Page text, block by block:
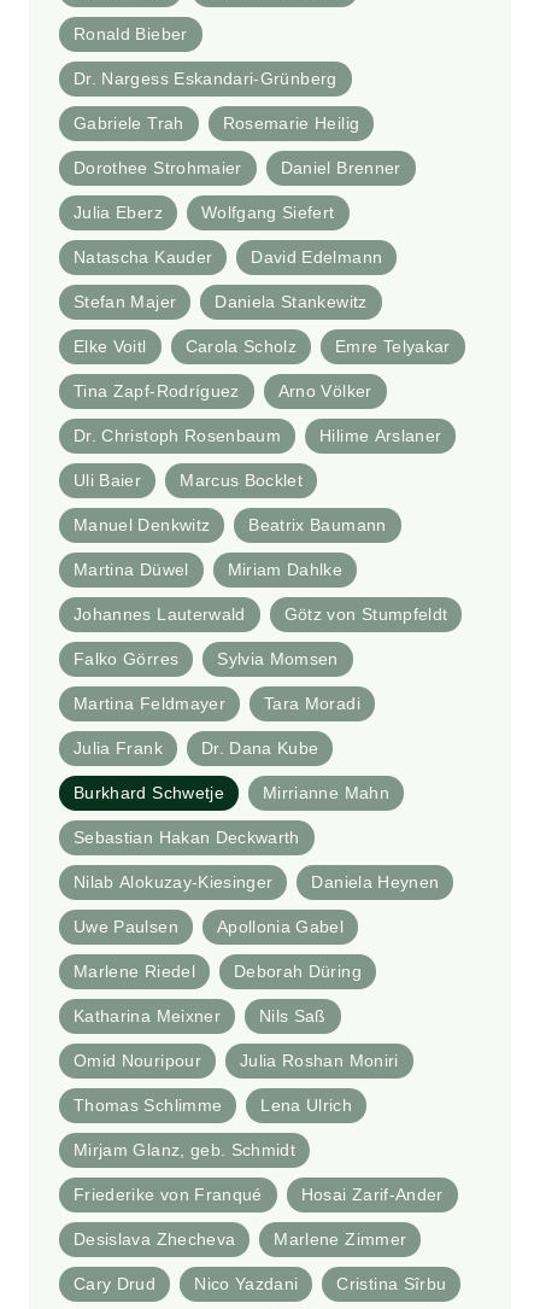
Ronald Bieber
Dr. Nargess Eskandari-Grünberg
Gabriele Trah Rosemarie Heilig
Dorothee Strohmaier Daniel Brenner
Julia Eberz Wolfgang Siefert
Natascha Kauder David Edelmann
Stefan Majer Daniela Stankewitz
Elke Voitl Carola Scholz Emre Telyakar
Tina Zapf-Rodríguez Arno Völker
Dr. Christoph Rosenbaum Hilime Arslaner
Uli Baier Marcus Bocklet
Manuel Denkwitz Beatrix Baumann
Martina Düwel Miriam Dahlke
Johannes Lauterwald Götz von Stumpfeldt
Falko Görres Sylvia Momsen
Martina Feldmayer Tara Moradi
Julia Frank Dr. Dana Kube
Burkhard Schwetje Mirrianne Mahn
Sebastian Hakan Deckwarth
Nilab Alokuzay-Kiesinger Daniela Heynen
Uwe Paulsen Apollonia Gabel
Marlene Riedel Deborah Düring
Katharina Meixner Nils Saß
Omid Nouripour Julia Roshan Moniri
Thomas Schlimme Lena Ulrich
Mirjam Glanz, geb. Schmidt
Friederike von Franqué Hosai Zarif-Ander
Desislava Zhecheva Marlene Zimmer
Cary Drud Nico Yazdani Cristina Sîrbu